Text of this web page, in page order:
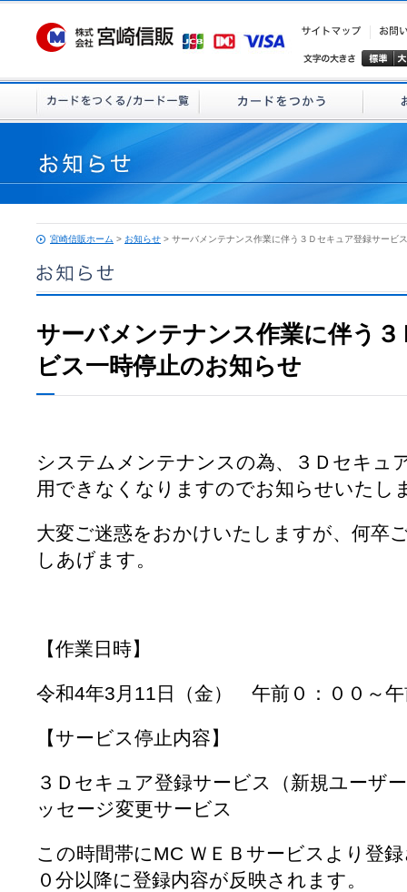
宮崎信販ホーム > お知らせ > サーバメンテナンス作業に伴う３Ｄセキュア登録サービ
サーバメンテナンス作業に伴う
ビス一時停止のお知らせ
システムメンテナンスの為、３Ｄセキュ
用できなくなりますのでお知らせいたし
大変ご迷惑をおかけいたしますが、何卒
しあげます。
【作業日時】
令和4年3月11日（金） 午前０：００～
【サービス停止内容】
３Ｄセキュア登録サービス（新規ユーザ
ッセージ変更サービス
この時間帯にMC ＷＥＢサービスより登
０分以降に登録内容が反映されます。